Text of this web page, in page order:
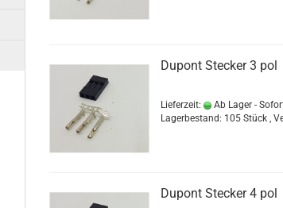
Dupont Stecker 3 pol
Lieferzeit: Ab Lager -
Lagerbestand: 105 Stück ,
Dupont Stecker 4 pol